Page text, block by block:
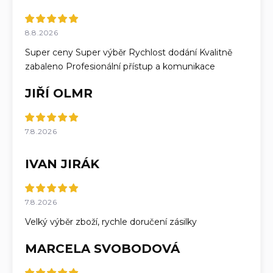
8.8.2026
Super ceny Super výběr Rychlost dodání Kvalitně
zabaleno Profesionální přístup a komunikace
JIŘÍ OLMR
7.8.2026
IVAN JIRÁK
7.8.2026
Velký výběr zboží, rychle doručení zásilky
MARCELA SVOBODOVÁ